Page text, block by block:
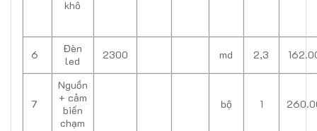
khô
6
Đèn
led
2300 md 2,3
7
Nguồn
+ cảm
biến
chạm
bộ 1